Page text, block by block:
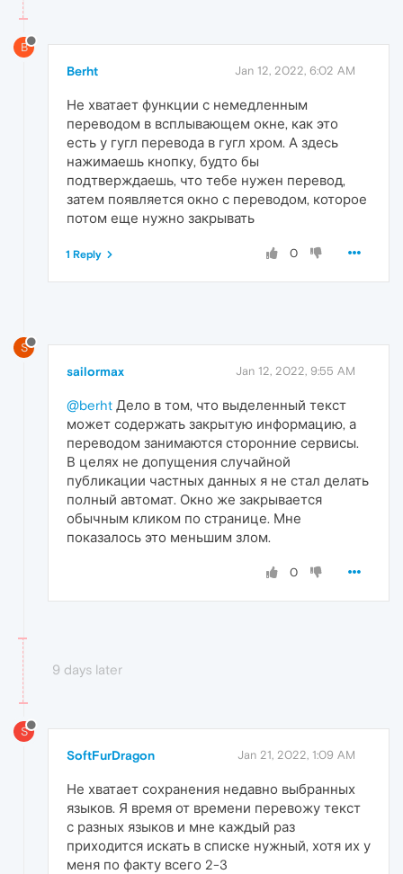
B
Berht Jan 12, 2022, 6:02 AM
Не хватает функции с немедленным
переводом в всплывающем окне, как это
есть у гугл перевода в гугл хром. А здесь
нажимаешь кнопку, будто бы
подтверждаешь, что тебе нужен перевод,
затем появляется окно с переводом, которое
потом еще нужно закрывать
0
1 Reply
S
sailormax Jan 12, 2022, 9:55 AM
@berht Дело в том, что выделенный текст
может содержать закрытую информацию, а
переводом занимаются сторонние сервисы.
В целях не допущения случайной
публикации частных данных я не стал делать
полный автомат. Окно же закрывается
обычным кликом по странице. Мне
показалось это меньшим злом.
0
9 days later
S
SoftFurDragon Jan 21, 2022, 1:09 AM
Не хватает сохранения недавно выбранных
языков. Я время от времени перевожу текст
с разных языков и мне каждый раз
приходится искать в списке нужный, хотя их у
меня по факту всего 2-3